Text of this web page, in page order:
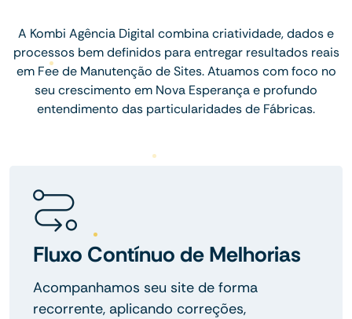
A Kombi Agência Digital combina criatividade, dados e
processos bem definidos para entregar resultados reais
em Fee de Manutenção de Sites. Atuamos com foco no
seu crescimento em Nova Esperança e profundo
entendimento das particularidades de Fábricas.
Fluxo Contínuo de Melhorias
Acompanhamos seu site de forma
recorrente, aplicando correções,